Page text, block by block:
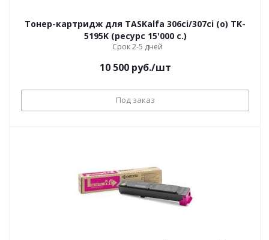
Тонер-картридж для TASKalfa 306ci/307ci (о) TK-
5195K (ресурс 15'000 c.)
Срок 2-5 дней
10 500руб./шт
Под заказ